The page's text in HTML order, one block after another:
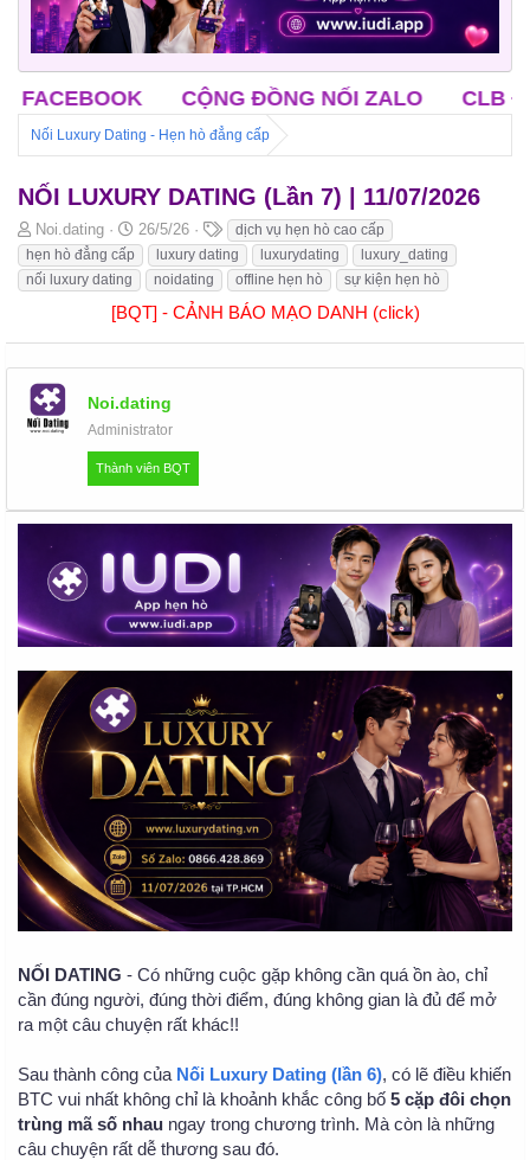
ZALO CLB ĐỘC THÂN TRUNG NIÊN CLB
Nối Luxury Dating - Hẹn hò đẳng cấp
NỐI LUXURY DATING (Lần 7) | 11/07/2026
B
ắ
t
đ
Noi.dating
N
g
à
y
b
ầ
26/5/26
T
h
ẻ
dịch vụ hẹn hò cao cấp
hẹn hò đẳng cấp
luxury dating luxurydating
luxury_dating
nối luxury dating
noidating offline hẹn hò sự kiện hẹn hò
[BQT] - CẢNH BÁO MẠO DANH (click)
Noi.dating
Administrator
Thành viên BQT
NỐI DATING - Có những cuộc gặp không cần quá ồn ào, chỉ
cần đúng người, đúng thời điểm, đúng không gian là đủ để mở
ra một câu chuyện rất khác!!
Sau thành công của Nối Luxury Dating (lần 6), có lẽ điều khiến
BTC vui nhất không chỉ là khoảnh khắc công bố 5 cặp đôi chọn
trùng mã số nhau ngay trong chương trình. Mà còn là những
câu chuyện rất dễ thương sau đó.